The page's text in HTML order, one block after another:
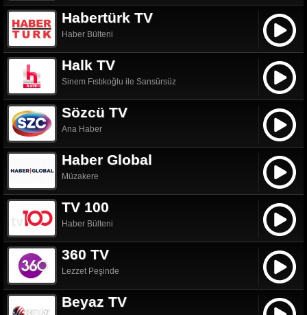
Habertürk TV
Haber Bülteni
Halk TV
Sinem Fıstıkoğlu ile Sansürsüz
Sözcü TV
Ana Haber
Haber Global
Müzakere
TV 100
Haber Bülteni
360 TV
Lezzet Peşinde
Beyaz TV